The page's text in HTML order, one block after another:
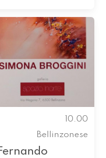
10.00
Bellinzonese